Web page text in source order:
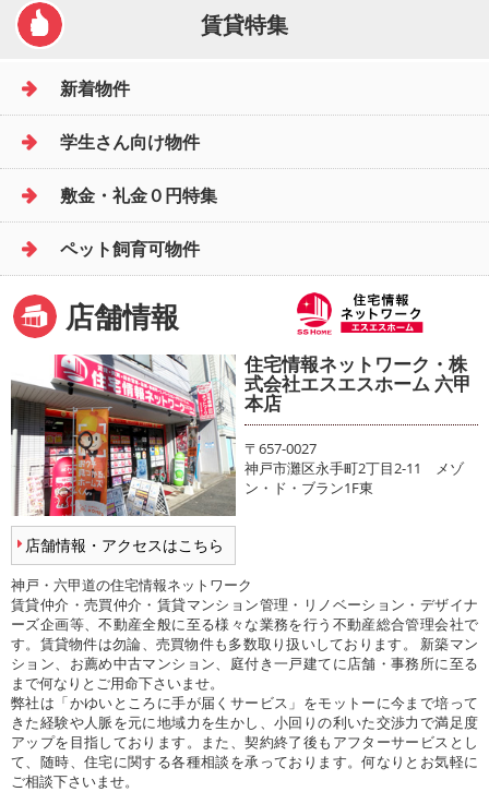
賃貸特集
新着物件
学生さん向け物件
敷金・礼金０円特集
ペット飼育可物件
店舗情報
店舗情報・アクセスはこちら
住宅情報ネットワーク・株
式会社エスエスホーム 六甲
本店
〒657-0027
神戸市灘区永手町2丁目2-11 メゾ
ン・ド・ブラン1F東
神戸・六甲道の住宅情報ネットワーク
賃貸仲介・売買仲介・賃貸マンション管理・リノベーション・デザイナ
ーズ企画等、不動産全般に至る様々な業務を行う不動産総合管理会社で
す。賃貸物件は勿論、売買物件も多数取り扱いしております。 新築マン
ション、お薦め中古マンション、庭付き一戸建てに店舗・事務所に至る
まで何なりとご用命下さいませ。
弊社は「かゆいところに手が届くサービス」をモットーに今まで培って
きた経験や人脈を元に地域力を生かし、小回りの利いた交渉力で満足度
アップを目指しております。また、契約終了後もアフターサービスとし
て、随時、住宅に関する各種相談を承っております。何なりとお気軽に
ご相談下さいませ。